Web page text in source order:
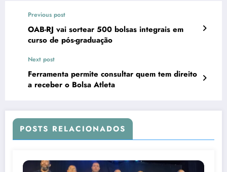
Previous post
OAB-RJ vai sortear 500 bolsas integrais em
curso de pós-graduação
Next post
Ferramenta permite consultar quem tem direito
a receber o Bolsa Atleta
POSTS RELACIONADOS